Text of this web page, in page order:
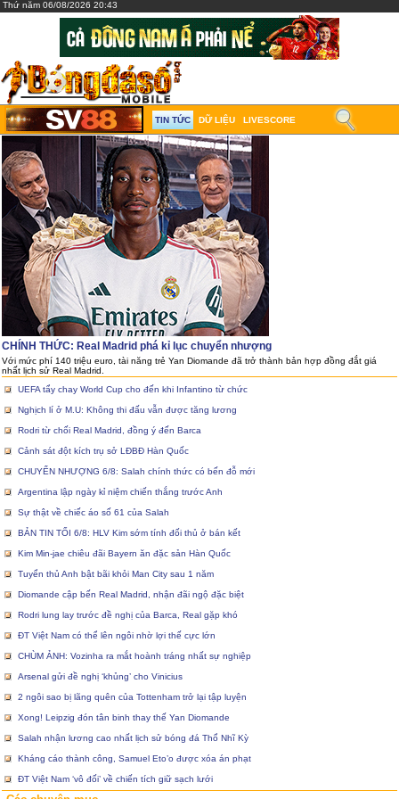
Thứ năm 06/08/2026 20:43
TIN TỨC DỮ LIỆU LIVESCORE
CHÍNH THỨC: Real Madrid phá kỉ lục chuyển nhượng
Với mức phí 140 triệu euro, tài năng trẻ Yan Diomande đã trở thành bản hợp đồng đắt giá
nhất lịch sử Real Madrid.
UEFA tẩy chay World Cup cho đến khi Infantino từ chức
Nghịch lí ở M.U: Không thi đấu vẫn được tăng lương
Rodri từ chối Real Madrid, đồng ý đến Barca
Cảnh sát đột kích trụ sở LĐBĐ Hàn Quốc
CHUYỂN NHƯỢNG 6/8: Salah chính thức có bến đỗ mới
Argentina lập ngày kỉ niệm chiến thắng trước Anh
Sự thật về chiếc áo số 61 của Salah
BẢN TIN TỐI 6/8: HLV Kim sớm tính đối thủ ở bán kết
Kim Min-jae chiêu đãi Bayern ăn đặc sản Hàn Quốc
Tuyển thủ Anh bật bãi khỏi Man City sau 1 năm
Diomande cập bến Real Madrid, nhận đãi ngộ đặc biệt
Rodri lung lay trước đề nghị của Barca, Real gặp khó
ĐT Việt Nam có thể lên ngôi nhờ lợi thế cực lớn
CHÙM ẢNH: Vozinha ra mắt hoành tráng nhất sự nghiệp
Arsenal gửi đề nghị ‘khủng’ cho Vinicius
2 ngôi sao bị lãng quên của Tottenham trở lại tập luyện
Xong! Leipzig đón tân binh thay thế Yan Diomande
Salah nhận lương cao nhất lịch sử bóng đá Thổ Nhĩ Kỳ
Kháng cáo thành công, Samuel Eto’o được xóa án phạt
ĐT Việt Nam ‘vô đối’ về chiến tích giữ sạch lưới